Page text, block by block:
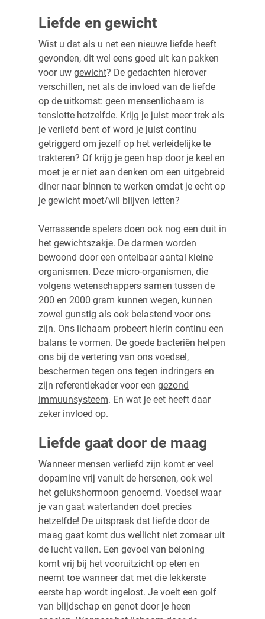
Liefde en gewicht
Wist u dat als u net een nieuwe liefde heeft
gevonden, dit wel eens goed uit kan pakken
voor uw gewicht? De gedachten hierover
verschillen, net als de invloed van de liefde
op de uitkomst: geen mensenlichaam is
tenslotte hetzelfde. Krijg je juist meer trek als
je verliefd bent of word je juist continu
getriggerd om jezelf op het verleidelijke te
trakteren? Of krijg je geen hap door je keel en
moet je er niet aan denken om een uitgebreid
diner naar binnen te werken omdat je echt op
je gewicht moet/wil blijven letten?
Verrassende spelers doen ook nog een duit in
het gewichtszakje. De darmen worden
bewoond door een ontelbaar aantal kleine
organismen. Deze micro-organismen, die
volgens wetenschappers samen tussen de
200 en 2000 gram kunnen wegen, kunnen
zowel gunstig als ook belastend voor ons
zijn. Ons lichaam probeert hierin continu een
balans te vormen. De goede bacteriën helpen
ons bij de vertering van ons voedsel,
beschermen tegen ons tegen indringers en
zijn referentiekader voor een gezond
immuunsysteem. En wat je eet heeft daar
zeker invloed op.
Liefde gaat door de maag
Wanneer mensen verliefd zijn komt er veel
dopamine vrij vanuit de hersenen, ook wel
het gelukshormoon genoemd. Voedsel waar
je van gaat watertanden doet precies
hetzelfde! De uitspraak dat liefde door de
maag gaat komt dus wellicht niet zomaar uit
de lucht vallen. Een gevoel van beloning
komt vrij bij het vooruitzicht op eten en
neemt toe wanneer dat met die lekkerste
eerste hap wordt ingelost. Je voelt een golf
van blijdschap en genot door je heen